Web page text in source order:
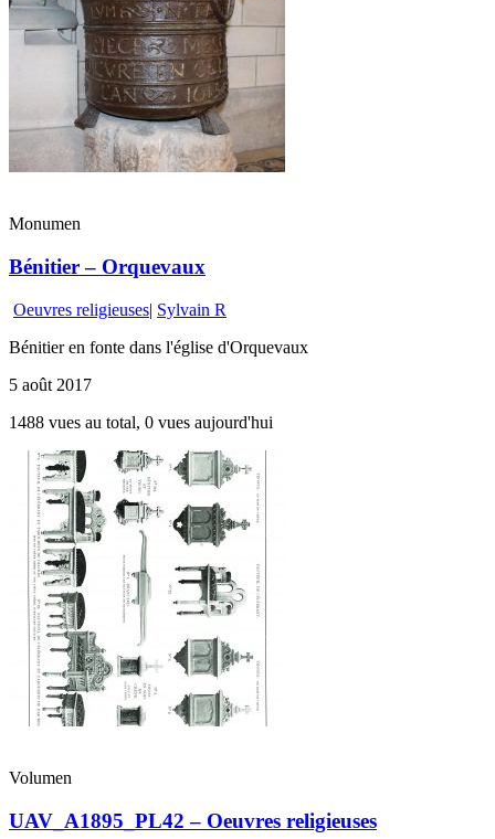
Monumen
Bénitier – Orquevaux
Oeuvres religieuses| Sylvain R
Bénitier en fonte dans l'église d'Orquevaux
5 août 2017
1488 vues au total, 0 vues aujourd'hui
Volumen
UAV_A1895_PL42 – Oeuvres religieuses